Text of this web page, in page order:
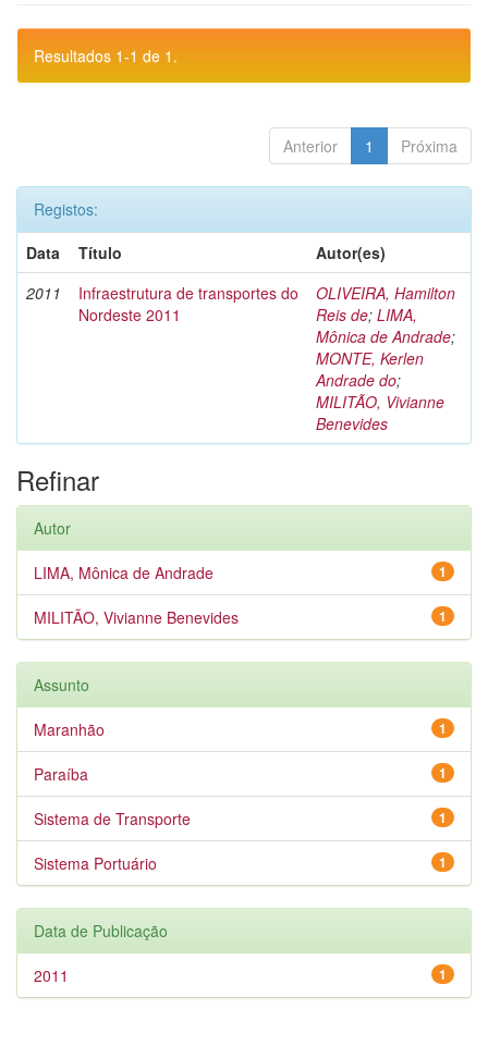
Resultados 1-1 de 1.
Anterior 1 Próxima
Registos:
Data
Título
Autor(es)
2011
Infraestrutura de transportes do
Nordeste 2011
OLIVEIRA, Hamilton
Reis de; LIMA,
Mônica de Andrade;
MONTE, Kerlen
Andrade do;
MILITÃO, Vivianne
Benevides
Refinar
Autor
1
LIMA, Mônica de Andrade
1
MILITÃO, Vivianne Benevides
Assunto
1
Maranhão
1
Paraíba
1
Sistema de Transporte
1
Sistema Portuário
Data de Publicação
1
2011